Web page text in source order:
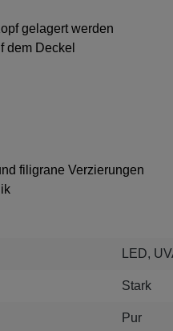
gelagert werden
dem Deckel
filigrane Verzierungen
LED,
Stark
Pur